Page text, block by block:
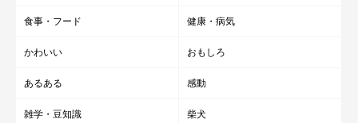
食事・フード 健康・病気
かわいい おもしろ
あるある 感動
雑学・豆知識 柴犬